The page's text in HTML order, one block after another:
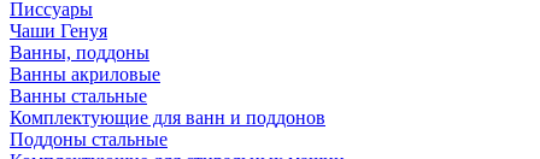
Писсуары
Чаши Генуя
Ванны, поддоны
Ванны акриловые
Ванны стальные
Комплектующие для ванн и поддонов
Поддоны стальные